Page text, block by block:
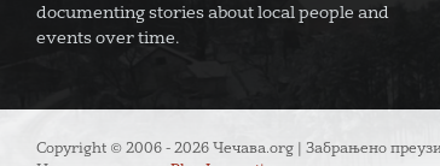
documenting stories about local people and
events over time.
Copyright © 2006 - 2026 Чечава.org | Забрањено